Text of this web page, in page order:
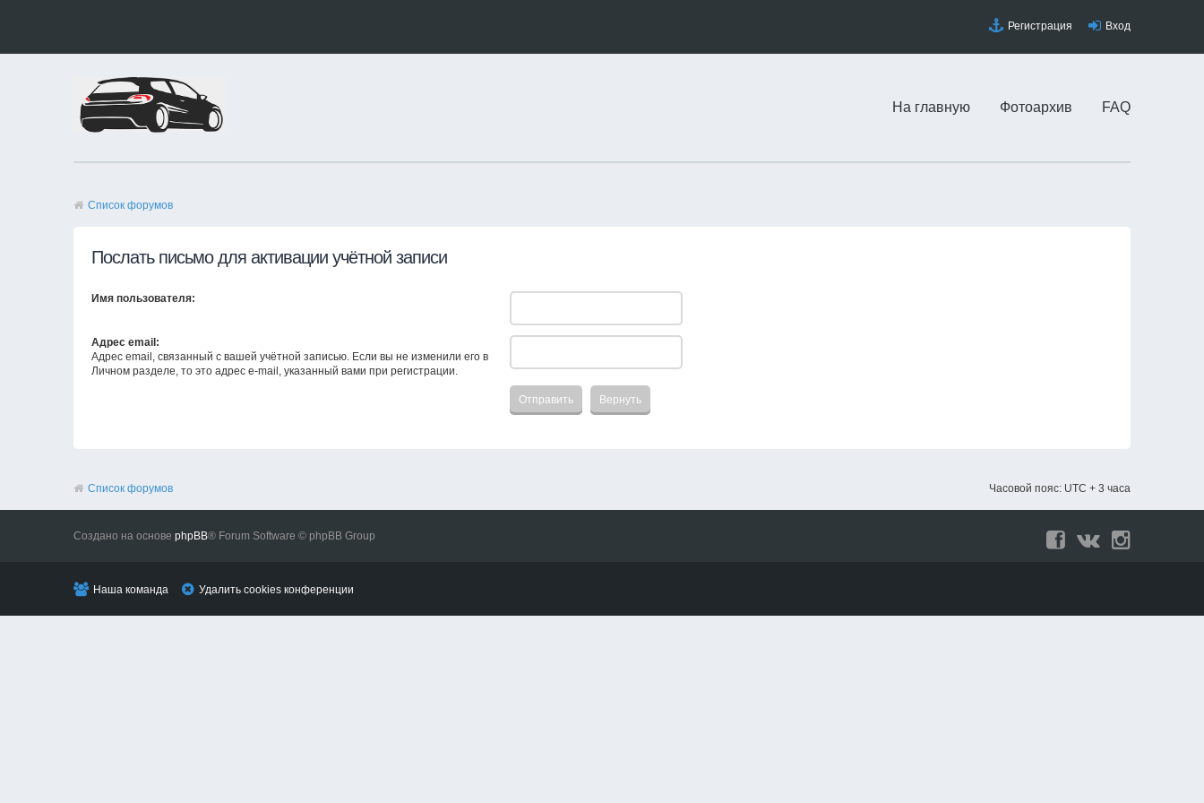
Регистрация Вход
На главную Фотоархив FAQ
Список форумов
Послать письмо для активации учётной записи
Имя пользователя:
Адрес email:
Адрес email, связанный с вашей учётной записью. Если вы не изменили его в
Личном разделе, то это адрес e-mail, указанный вами при регистрации.
Список форумов Часовой пояс: UTC + 3 часа
Создано на основе phpBB® Forum Software © phpBB Group
Наша команда Удалить cookies конференции